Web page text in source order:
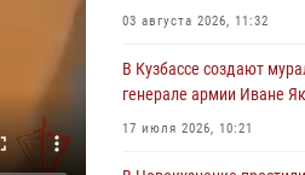
06 августа 2026, 09:18
Росгвардейцы
повредившего
06 августа 2026, 08:17
03 августа 2026, 11:32
В Кузбассе создают
генерале армии Иване
17 июля 2026, 10:21